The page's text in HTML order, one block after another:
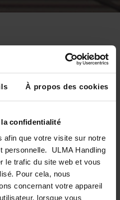
À propos des cookies
confidentialité
afin que votre visite sur notre
personnelle. ULMA Handling
le trafic du site web et vous
Pour cela, nous
concernant votre appareil
lorsque vous
pionnière en
de fruits de
Handling Systems
de préparation
et
à
(froid négatif).